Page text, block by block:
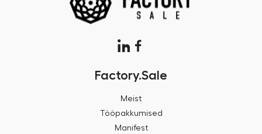
Factory.Sale
Meist
Tööpakkumised
Manifest